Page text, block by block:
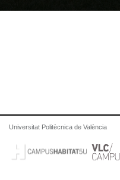
Universitat Politècnica de València